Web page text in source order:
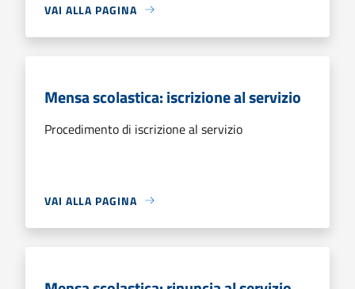
VAI ALLA PAGINA
Mensa scolastica: iscrizione al servizio
Procedimento di iscrizione al servizio
VAI ALLA PAGINA